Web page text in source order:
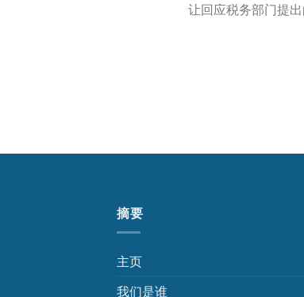
让回应税务部门提出
摘要
主页
我们是谁